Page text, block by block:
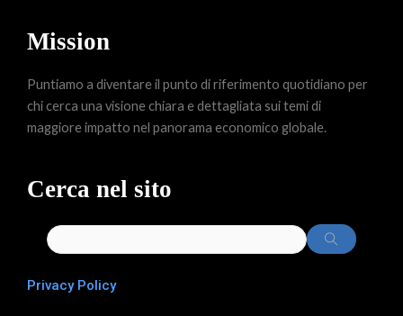
Mission
Puntiamo a diventare il punto di riferimento quotidiano per
chi cerca una visione chiara e dettagliata sui temi di
maggiore impatto nel panorama economico globale.
Cerca nel sito
Privacy Policy